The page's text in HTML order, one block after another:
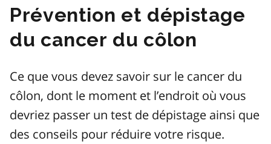
Prévention et dépistage
du cancer du côlon
Ce que vous devez savoir sur le cancer du
côlon, dont le moment et l’endroit où vous
devriez passer un test de dépistage ainsi que
des conseils pour réduire votre risque.